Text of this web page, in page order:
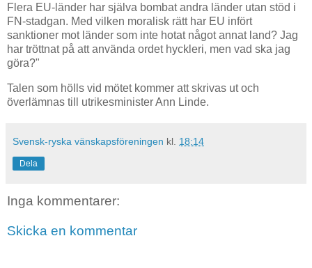
Flera EU-länder har själva bombat andra länder utan stöd i
FN-stadgan. Med vilken moralisk rätt har EU infört
sanktioner mot länder som inte hotat något annat land? Jag
har tröttnat på att använda ordet hyckleri, men vad ska jag
göra?"
Talen som hölls vid mötet kommer att skrivas ut och
överlämnas till utrikesminister Ann Linde.
Svensk-ryska vänskapsföreningen kl. 18:14
Dela
Inga kommentarer:
Skicka en kommentar